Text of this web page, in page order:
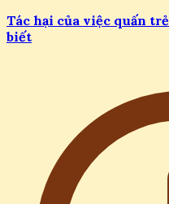
Tác hại của việc quấn
biết